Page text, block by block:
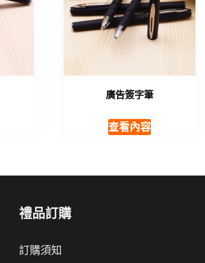
廣告簽字筆
查看內容
禮品訂購
訂購須知